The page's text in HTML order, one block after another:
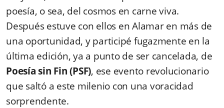
poesía, o sea, del cosmos en carne viva.
Después estuve con ellos en Alamar en más de
una oportunidad, y participé fugazmente en la
última edición, ya a punto de ser cancelada, de
Poesía sin Fin (PSF), ese evento revolucionario
que saltó a este milenio con una voracidad
sorprendente.